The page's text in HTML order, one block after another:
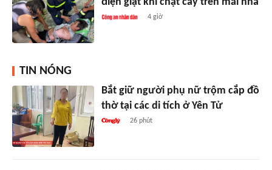
4 giờ
TIN NÓNG
Bắt giữ người phụ nữ trộm cắp đồ
thờ tại các di tích ở Yên Tử
26 phút